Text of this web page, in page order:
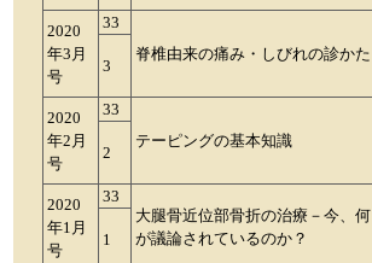
2020
年3月
号
33
脊椎由来の痛み・しびれの診かた
3
2020
年2月
号
33
テーピングの基本知識
2
2020
年1月
号
33
大腿骨近位部骨折の治療－今、何
が議論されているのか？
1